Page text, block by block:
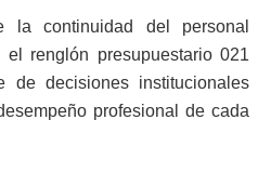
la continuidad del personal
renglón presupuestario 021
de decisiones institucionales
profesional de cada